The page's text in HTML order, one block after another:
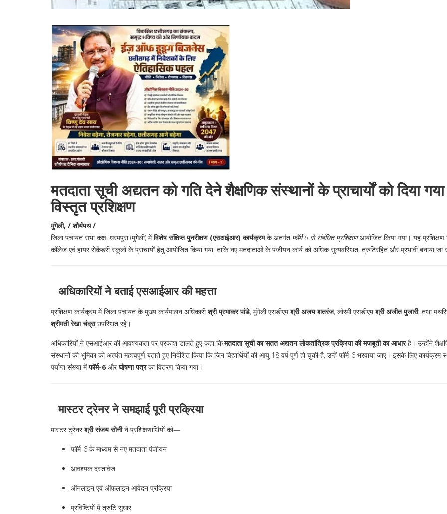
मतदाता सूची अद्यतन को गति देने शैक्षणिक संस्थानों के प्राचार्यों को दिया गया
विस्तृत प्रशिक्षण
मुंगेली, / शौर्यपथ /
जिला पंचायत सभा कक्ष, धरमपुरा (मुंगेली) मेंविशेष संक्षिप्त पुनरीक्षण (एसआईआर) कार्यक्रमके अंतर्गत फॉर्म-6 से संबंधित प्रशिक्षणआयोजित किया गया। यह
कॉलेज एवं हायर सेकेंडरी स्कूलों के प्राचार्यों हेतु आयोजित किया गया, ताकि नए मतदाताओं के पंजीयन कार्य को अधिक सुव्यवस्थित, त्रुटिरहित और प्रभावी बनाया
अधिकारियों ने बताई एसआईआर की महत्ता
प्रशिक्षण कार्यक्रम में जिला पंचायत के मुख्य कार्यपालन अधिकारीश्री प्रभाकर पांडे, मुंगेली एसडीएमश्री अजय शतरंज, लोरमी एसडीएमश्री अजीत पुजारी, तथा
श्रीमती रेखा चंद्राउपस्थित रहे।
अधिकारियों ने एसआईआर की आवश्यकता पर प्रकाश डालते हुए कहा किमतदाता सूची का सतत अद्यतन लोकतांत्रिक प्रक्रिया की मजबूती का आधारहै। उन्होंने
संस्थानों की भूमिका को अत्यंत महत्वपूर्ण बताते हुए निर्देशित किया कि जिन विद्यार्थियों की आयु 18 वर्ष पूर्ण हो चुकी है, उन्हें फॉर्म-6 भरवाया जाए। इसके लिए कार्यक्रम
पर्याप्त संख्या मेंफॉर्म-6 औरघोषणा पत्रका वितरण किया गया।
मास्टर ट्रेनर ने समझाई पूरी प्रक्रिया
मास्टर ट्रेनरश्री संजय सोनीने प्रशिक्षणार्थियों को—
फॉर्म-6 के माध्यम से नए मतदाता पंजीयन
आवश्यक दस्तावेज
ऑनलाइन एवं ऑफलाइन आवेदन प्रक्रिया
प्रविष्टियों में त्रुटि सुधार